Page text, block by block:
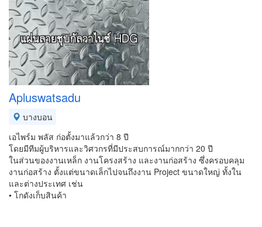
Apluswatsadu
บางบอน
เอไพร์ม พลัส ก่อตั้งมาแล้วกว่า 8 ปี
โดยมีทีมผู้บริหารและวิศวกรที่มีประสบการณ์มากกว่า 20 ปี
ในส่วนของงานเหล็ก งานโครงสร้าง และงานก่อสร้าง ซึ่งครอบคลุม
งานก่อสร้าง ตั้งแต่ขนาดเล็กไปจนถึงงาน Project ขนาดใหญ่ ทั้งใน
และต่างประเทศ เช่น​
• โกดังเก็บสินค้า